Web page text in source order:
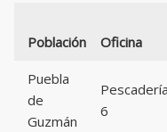
Población Oficina
Puebla
de
Guzmán
6